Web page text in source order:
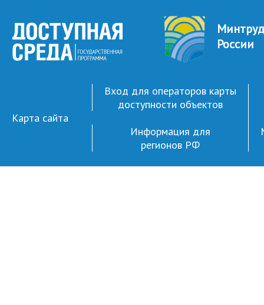
Минтруд
России
Карта сайта
Вход для операторов карты
доступности объектов
Информация для
регионов РФ